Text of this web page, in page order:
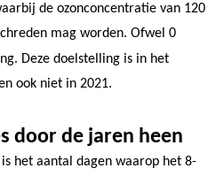
de ozonconcentratie van 120
mag worden. Ofwel 0
Deze doelstelling is in het
ook niet in 2021.
door de jaren heen
het aantal dagen waarop het 8-